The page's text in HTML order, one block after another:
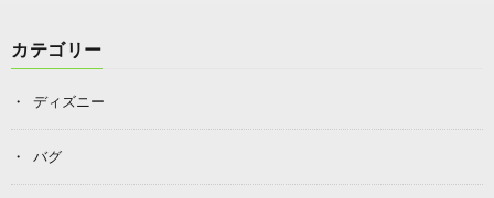
カテゴリー
ディズニー
バグ